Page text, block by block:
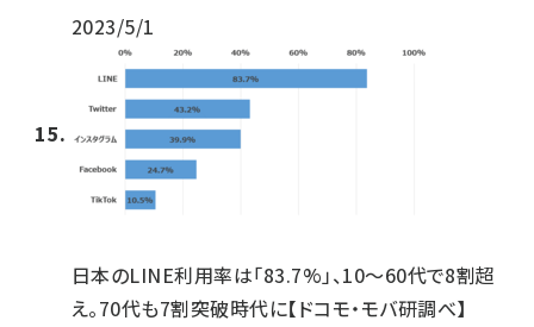
2023/5/1
日本のLINE利用率は「83.7%」、10～60代で8割超
え。70代も7割突破時代に【ドコモ・モバ研調べ】